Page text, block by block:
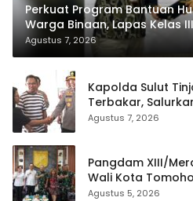
Perkuat Program Bantuan
Warga Binaan, Lapas Kelas
Tandatangani MoU Dengan
Agustus 7, 2026
Kapolda Sulut
Terbakar,
Waspada Musim
Agustus 7, 2026
Pangdam XIII/
Wali Kota
TIFF
Agustus 5, 2026